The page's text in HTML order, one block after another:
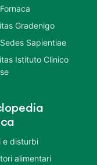
Gradenigo
Sapientiae
Istituto Clinico
e disturbi
alimentari